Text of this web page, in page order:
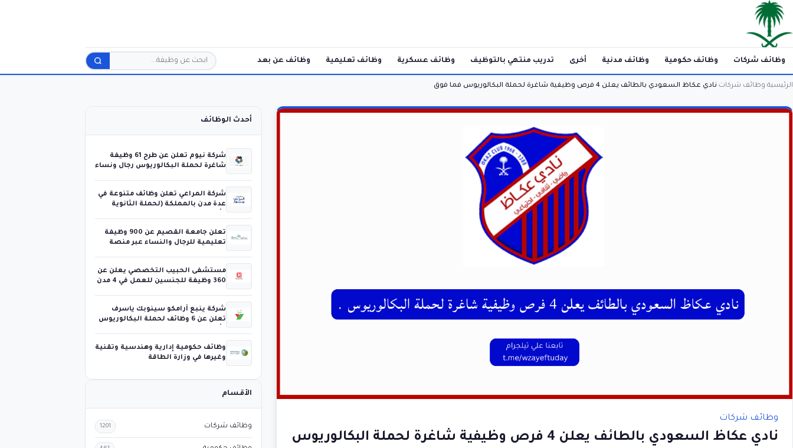
وظائف شركات وظائف حكومية وظائف مدنية أخرى تدريب منتهي بالتوظيف وظائف عسكرية وظائف تعليمية وظائف عن بعد
الرئيسية وظائف شركات نادي عكاظ السعودي بالطائف يعلن 4 فرص وظيفية شاغرة لحملة البكالوريوس فما فوق
وظائف شركات
نادي عكاظ السعودي بالطائف يعلن 4 فرص وظيفية شاغرة لحملة البكالوريوس
أحدث الوظائف
شركة نيوم تعلن عن طرح 61 وظيفة
شاغرة لحملة البكالوريوس رجال ونساء
شركة المراعي تعلن وظائف متنوعة في
عدة مدن بالمملكة (لحملة الثانوية
تعلن جامعة القصيم عن 900 وظيفة
تعليمية للرجال والنساء عبر منصة
مستشفى الحبيب التخصصي يعلن عن
360 وظيفة للجنسين للعمل في 4 مدن
شركة ينبع أرامكو سينوبك ياسرف
تعلن عن 6 وظائف لحملة البكالوريوس
وظائف حكومية إدارية وهندسية وتقنية
وغيرها في وزارة الطاقة
الأقسام
وظائف شركات 1201